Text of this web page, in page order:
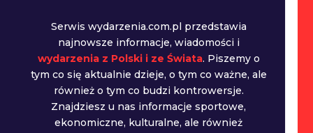
Serwis wydarzenia.com.pl przedstawia
najnowsze informacje, wiadomości i
wydarzenia z Polski i ze Świata. Piszemy o
tym co się aktualnie dzieje, o tym co ważne, ale
również o tym co budzi kontrowersje.
Znajdziesz u nas informacje sportowe,
ekonomiczne, kulturalne, ale również